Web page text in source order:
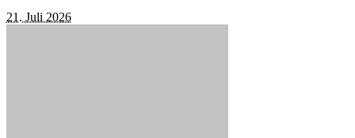
21. Juli 2026